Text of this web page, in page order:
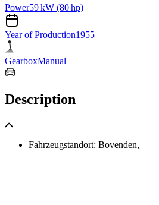
Power59 kW (80 hp)
Year of Production1955
GearboxManual
Description
Fahrzeugstandort: Bovenden,